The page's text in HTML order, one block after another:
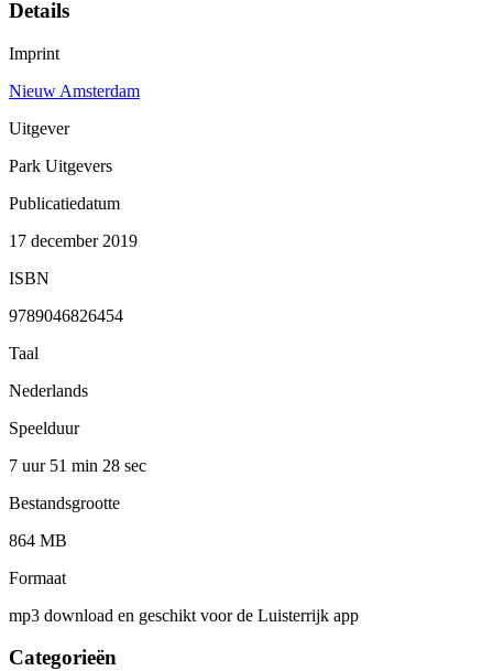
Details
Imprint
Nieuw Amsterdam
Uitgever
Park Uitgevers
Publicatiedatum
17 december 2019
ISBN
9789046826454
Taal
Nederlands
Speelduur
7 uur 51 min 28 sec
Bestandsgrootte
864 MB
Formaat
mp3 download en geschikt voor de Luisterrijk app
Categorieën